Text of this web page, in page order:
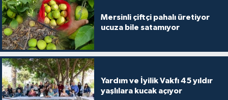
Mersinli çiftçi pahalı üretiyor
ucuza bile satamıyor
Yardım ve İyilik Vakfı 45 yıldır
yaşlılara kucak açıyor